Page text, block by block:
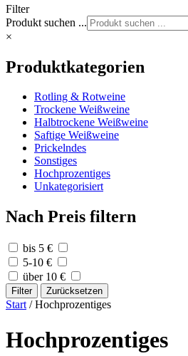
Filter
Produkt suchen ...
×
Produktkategorien
Rotling & Rotweine
Trockene Weißweine
Halbtrockene Weißweine
Saftige Weißweine
Prickelndes
Sonstiges
Hochprozentiges
Unkategorisiert
Nach Preis filtern
bis 5 €
5-10 €
über 10 €
Filter Zurücksetzen
Start / Hochprozentiges
Hochprozentiges